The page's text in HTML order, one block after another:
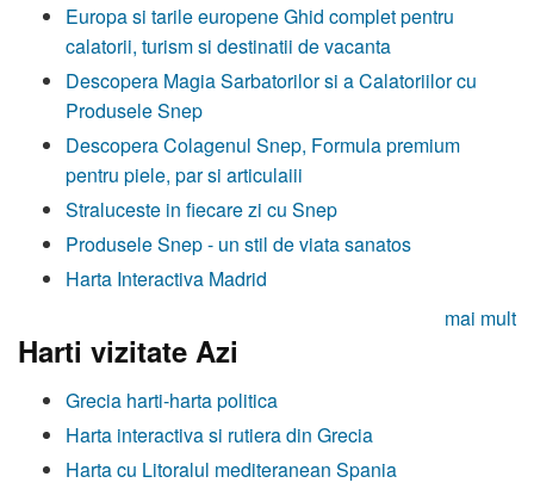
Europa si tarile europene Ghid complet pentru
calatorii, turism si destinatii de vacanta
Descopera Magia Sarbatorilor si a Calatoriilor cu
Produsele Snep
Descopera Colagenul Snep, Formula premium
pentru piele, par si articulaiii
Straluceste in fiecare zi cu Snep
Produsele Snep - un stil de viata sanatos
Harta Interactiva Madrid
mai mult
Harti vizitate Azi
Grecia harti-harta politica
Harta interactiva si rutiera din Grecia
Harta cu Litoralul mediteranean Spania